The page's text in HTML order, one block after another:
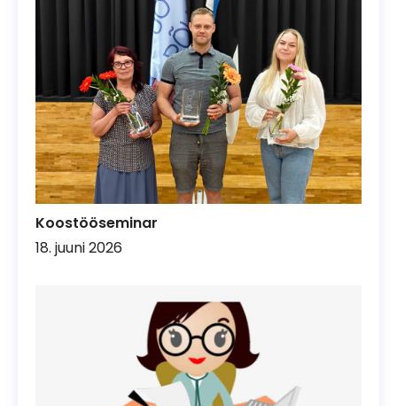
Koostööseminar
18. juuni 2026